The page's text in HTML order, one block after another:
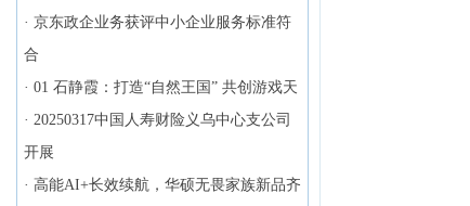
· 京东政企业务获评中小企业服务标准符
合
· 01 石静霞：打造“自然王国” 共创游戏天
· 20250317中国人寿财险义乌中心支公司
开展
· 高能AI+长效续航，华硕无畏家族新品齐